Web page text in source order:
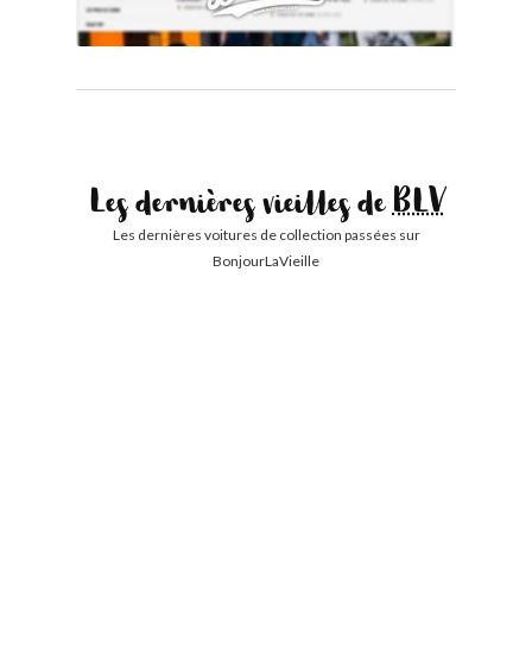
Les dernières vieilles deBLV
Les dernières voitures de collection passées sur
BonjourLaVieille